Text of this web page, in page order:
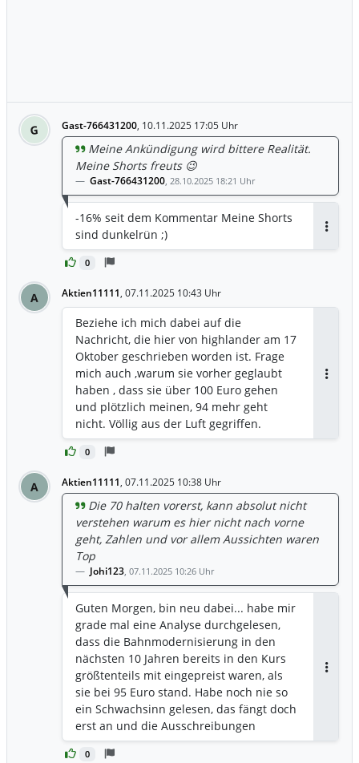
G Gast-766431200, 10.11.2025 17:05 Uhr
0
Meine Ankündigung wird bittere Realität.
Meine Shorts freuts 😉
Gast-766431200, 28.10.2025 18:21 Uhr
-16% seit dem Kommentar Meine Shorts
sind dunkelrün ;)
A Aktien11111, 07.11.2025 10:43 Uhr
0
Beziehe ich mich dabei auf die
Nachricht, die hier von highlander am 17
Oktober geschrieben worden ist. Frage
mich auch ,warum sie vorher geglaubt
haben , dass sie über 100 Euro gehen
und plötzlich meinen, 94 mehr geht
nicht. Völlig aus der Luft gegriffen.
A Aktien11111, 07.11.2025 10:38 Uhr
0
Die 70 halten vorerst, kann absolut nicht
verstehen warum es hier nicht nach vorne
geht, Zahlen und vor allem Aussichten waren
Top
Johi123, 07.11.2025 10:26 Uhr
Guten Morgen, bin neu dabei... habe mir
grade mal eine Analyse durchgelesen,
dass die Bahnmodernisierung in den
nächsten 10 Jahren bereits in den Kurs
größtenteils mit eingepreist waren, als
sie bei 95 Euro stand. Habe noch nie so
ein Schwachsinn gelesen, das fängt doch
erst an und die Ausschreibungen
werden ja für Jahr neu
rauskommen....überlege zumindest mit